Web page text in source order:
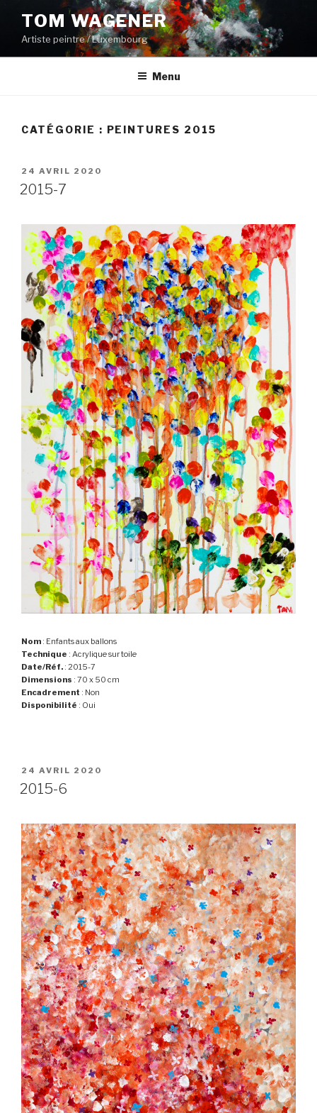
contenu
principal
TOM WAGENER
Artiste peintre / Luxembourg
Menu
CATÉGORIE : PEINTURES 2015
PUBLIÉ
LE
24 AVRIL 2020
2015-7
Nom : Enfants aux ballons
Technique : Acrylique sur toile
Date/Réf. : 2015-7
Dimensions : 70 x 50 cm
Encadrement : Non
Disponibilité : Oui
PUBLIÉ
LE
24 AVRIL 2020
2015-6